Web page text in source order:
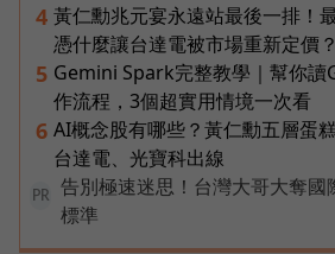
4 黃仁勳兆元宴永遠站最後一排！
憑什麼讓台達電被市場重新定價？
5 Gemini Spark完整教學｜幫你讀
作流程，3個超實用情境一次看
6 AI概念股有哪些？黃仁勳五層蛋
台達電、光寶科出線
PR
告別極速迷思！台灣大哥大奪國
標準